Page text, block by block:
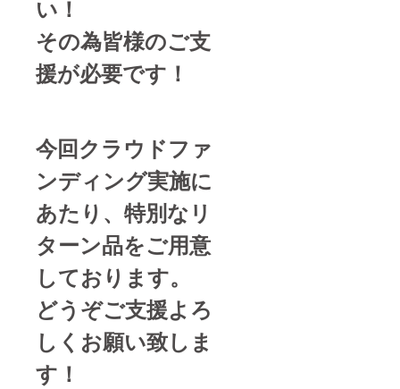
い！
その為皆様のご支
援が必要です！
今回クラウドファ
ンディング実施に
あたり、特別なリ
ターン品をご用意
しております。
どうぞご支援よろ
しくお願い致しま
す！